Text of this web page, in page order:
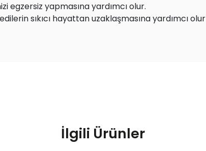
yapmasına yardımcı olur.
sıkıcı hayattan uzaklaşmasına yardımcı olur
İlgili Ürünler